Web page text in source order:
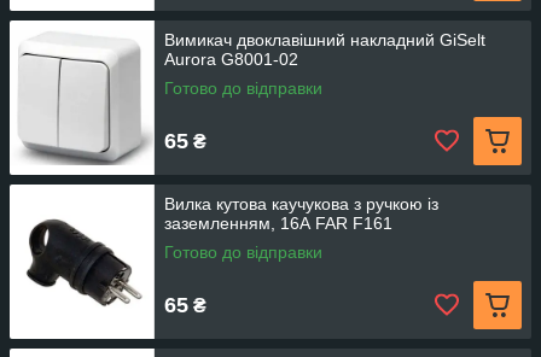
Вимикач двоклавішний накладний GiSelt
Aurora G8001-02
Готово до відправки
65 ₴
Вилка кутова каучукова з ручкою із
заземленням, 16А FAR F161
Готово до відправки
65 ₴